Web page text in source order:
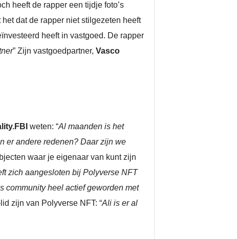
heeft de rapper een tijdje foto’s
dat de rapper niet stilgezeten heeft
heeft in vastgoed. De rapper
” Zijn vastgoedpartner, Vasco
weten: “Al maanden is het
er andere redenen? Daar zijn we
waar je eigenaar van kunt zijn
zich aangesloten bij Polyverse NFT
community heel actief geworden met
zijn van Polyverse NFT: “Ali is er al